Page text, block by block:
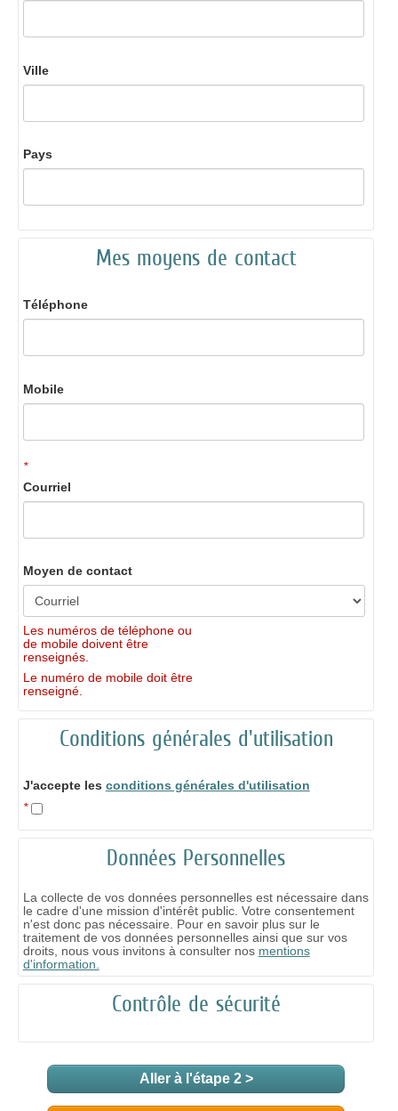
Ville
Pays
Mes moyens de contact
Téléphone
Mobile
*
Courriel
Moyen de contact
Les numéros de téléphone ou
de mobile doivent être
renseignés.
Le numéro de mobile doit être
renseigné.
Conditions générales d'utilisation
J'accepte les conditions générales d'utilisation
*
Données Personnelles
La collecte de vos données personnelles est nécessaire dans
le cadre d'une mission d'intérêt public. Votre consentement
n'est donc pas nécessaire. Pour en savoir plus sur le
traitement de vos données personnelles ainsi que sur vos
droits, nous vous invitons à consulter nos mentions
d'information.
Contrôle de sécurité
Aller à l'étape 2 >